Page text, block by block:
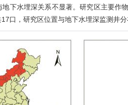
下水埋深关系不显著。研究区主要作
口，研究区位置与地下水埋深监测井分